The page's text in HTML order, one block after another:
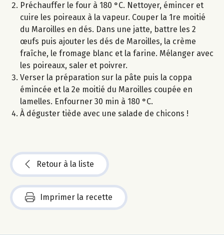
Préchauffer le four à 180 °C. Nettoyer, émincer et
cuire les poireaux à la vapeur. Couper la 1re moitié
du Maroilles en dés. Dans une jatte, battre les 2
œufs puis ajouter les dés de Maroilles, la crème
fraîche, le fromage blanc et la farine. Mélanger avec
les poireaux, saler et poivrer.
Verser la préparation sur la pâte puis la coppa
émincée et la 2e moitié du Maroilles coupée en
lamelles. Enfourner 30 min à 180 °C.
À déguster tiède avec une salade de chicons !
Retour à la liste
Imprimer la recette